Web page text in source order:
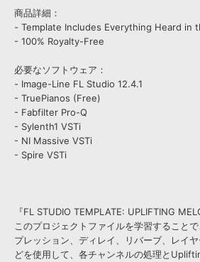
商品詳細：
- Template Includes Everything Heard in
- 100% Royalty-Free
必要なソフトウェア：
- Image-Line FL Studio 12.4.1
- TruePianos (Free)
- Fabfilter Pro-Q
- Sylenth1 VSTi
- NI Massive VSTi
- Spire VSTi
『FL STUDIO TEMPLATE: UPLIFTING
このプロジェクトファイルを学習すること
プレッション、ディレイ、リバーブ、レイ
どを使用して、各チャンネルの処理と